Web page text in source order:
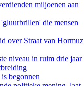
miljoenen aan
die mensen
over Straat van Hormuz
niveau in ruim drie jaar
begonnen